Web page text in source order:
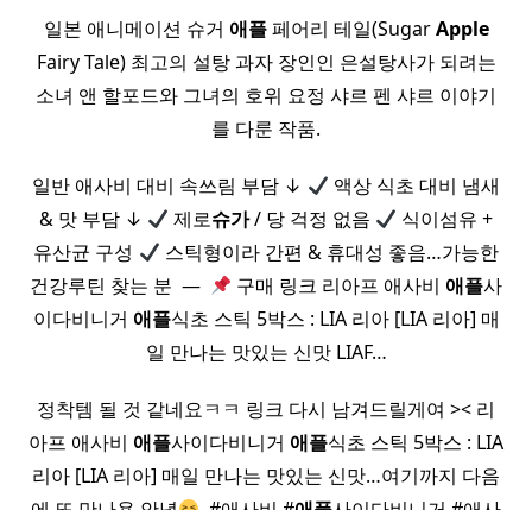
일본 애니메이션 슈거 애플페어리 테일(SugarApple
Fairy Tale) 최고의 설탕 과자 장인인 은설탕사가 되려는
소녀 앤 할포드와 그녀의 호위 요정 샤르 펜 샤르 이야기
를 다룬 작품.
일반 애사비 대비 속쓰림 부담 ↓
액상 식초 대비 냄새
& 맛 부담 ↓
제로슈가/ 당 걱정 없음
식이섬유 +
유산균 구성
스틱형이라 간편 & 휴대성 좋음…가능한
건강루틴 찾는 분 ​ — ​
구매 링크 리아프 애사비 애플사
이다비니거 애플식초 스틱 5박스 : LIA 리아 [LIA 리아] 매
일 만나는 맛있는 신맛 LIAF…
정착템 될 것 같네요ㅋㅋ 링크 다시 남겨드릴게여 >< 리
아프 애사비 애플사이다비니거 애플식초 스틱 5박스 : LIA
리아 [LIA 리아] 매일 만나는 맛있는 신맛…여기까지 다음